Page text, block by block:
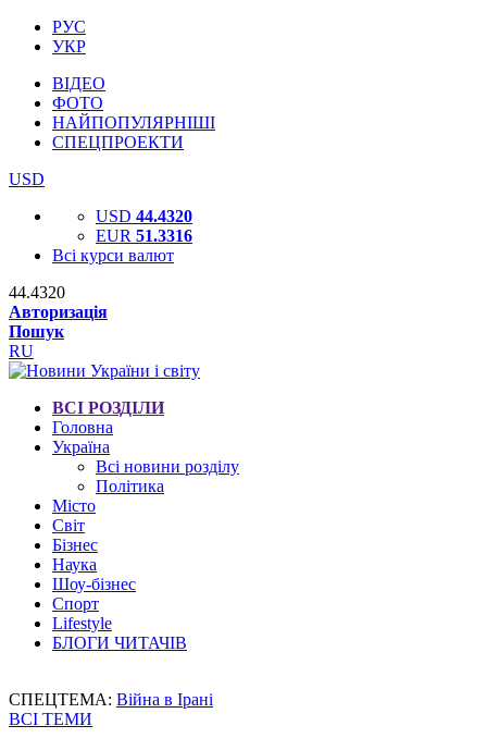
РУС
УКР
ВІДЕО
ФОТО
НАЙПОПУЛЯРНІШІ
СПЕЦПРОЕКТИ
USD
USD 44.4320
EUR 51.3316
Всі курси валют
44.4320
Авторизація
Пошук
RU
ВСІ РОЗДІЛИ
Головна
Україна
Всі новини розділу
Політика
Місто
Світ
Бізнес
Наука
Шоу-бізнес
Спорт
Lifestyle
БЛОГИ ЧИТАЧІВ
СПЕЦТЕМА: Війна в Ірані
ВСІ ТЕМИ